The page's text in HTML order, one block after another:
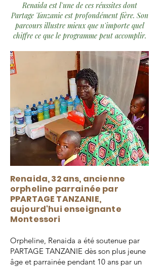
Renaida est l'une de ces réussites dont
Partage Tanzanie est profondément fière. Son
parcours illustre mieux que n'importe quel
chiffre ce que le programme peut accomplir.
Renaida, 32 ans, ancienne
orpheline parrainée par
PPARTAGE TANZANIE,
aujourd'hui enseignante
Montessori
Orpheline, Renaida a été soutenue par
PARTAGE TANZANIE dès son plus jeune
âge et parrainée pendant 10 ans par un